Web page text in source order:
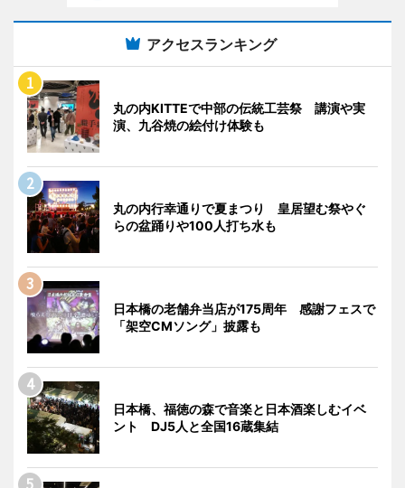
アクセスランキング
丸の内KITTEで中部の伝統工芸祭 講演や実
演、九谷焼の絵付け体験も
丸の内行幸通りで夏まつり 皇居望む祭やぐ
らの盆踊りや100人打ち水も
日本橋の老舗弁当店が175周年 感謝フェスで
「架空CMソング」披露も
日本橋、福徳の森で音楽と日本酒楽しむイベ
ント DJ5人と全国16蔵集結